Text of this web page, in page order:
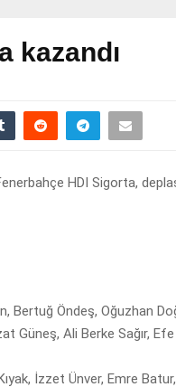
kazandı
HDI Sigorta,
Bertuğ Öndeş, Oğuzhan
Güneş, Ali Berke Sağır, Efe
İzzet Ünver, Emre